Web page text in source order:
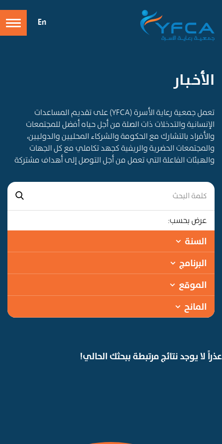
En
الأخـبـار
تعمل جمعية رعاية الأسرة (YFCA) على تقديم المساعدات
الإنسانية والتدخلات ذات الصلة من أجل حياه أفضل للمجتمعات
والأفراد بالتشارك مع الحكومة والشركاء المحليين والدوليين،
والمجتمعات الحضرية والريفية كجهد تكاملي مع كل الجهات
والهيئات الفاعلة التي تعمل من أجل التوصل إلى أهداف مشتركة
عرض بحسب:
السنة
البرنامج
الموقع
المانح
عذراً لا يوجد نتائج مرتبطة ببحثك الحالي!